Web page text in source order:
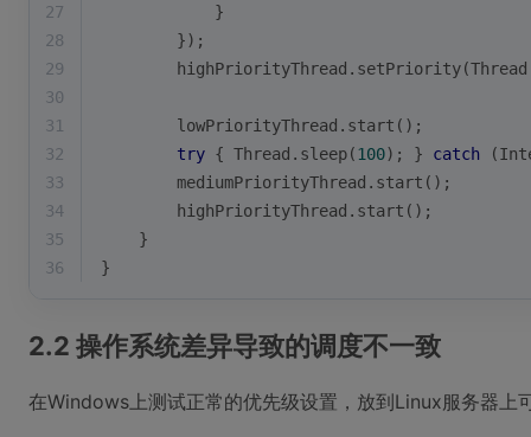
27
            }
28
        });
29
30
31
        lowPriorityThread.start();
32
try { Thread.sleep(100); } catch
33
        mediumPriorityThread.start();
34
        highPriorityThread.start();
35
    }
36
}
2.2 操作系统差异导致的调度不一致
在Windows上测试正常的优先级设置，放到Linux服务器上